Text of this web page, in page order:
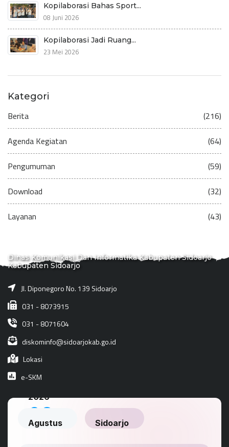
Kopilaborasi Bahas Sport...
08 Juni 2026
Kopilaborasi Jadi Ruang...
23 Mei 2026
Kategori
Berita (216)
Agenda Kegiatan (64)
Pengumuman (59)
Download (32)
Layanan (43)
Dinas Komunikasi Dan Informatika Kabupaten Sidoarjo
Kabupaten Sidoarjo
Jl. Diponegoro No. 139 Sidoarjo
031 - 8073915
031 - 8071604
diskominfo@sidoarjokab.go.id
Lokasi
e-SKM